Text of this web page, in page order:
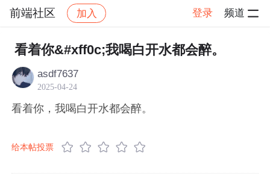
前端社区 加入 登录 频道
社区 前端社区 感慨 帖子详情
看着你&#xff0c;我喝白开水都会醉。
asdf7637
2025-04-24
看着你，我喝白开水都会醉。
给本帖投票